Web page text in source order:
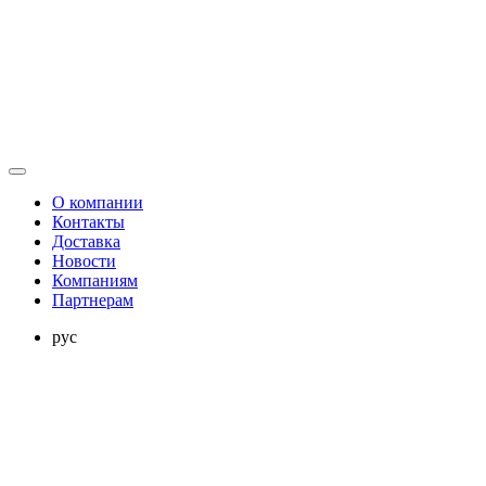
О компании
Контакты
Доставка
Новости
Компаниям
Партнерам
рус